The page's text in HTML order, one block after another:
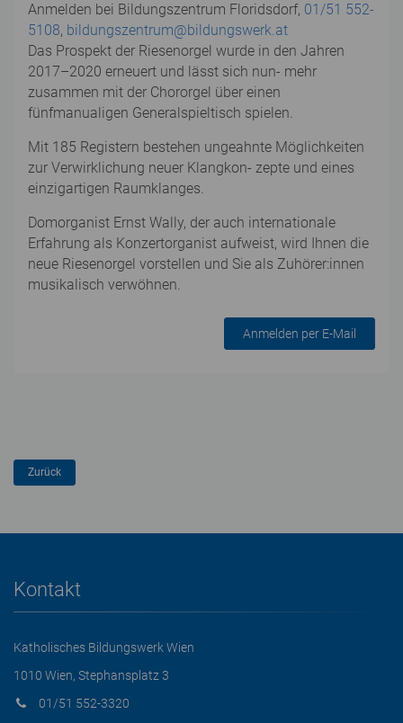
Anmelden bei Bildungszentrum Floridsdorf, 01/51 552-
5108, bildungszentrum@bildungswerk.at
Das Prospekt der Riesenorgel wurde in den Jahren
2017–2020 erneuert und lässt sich nun- mehr
zusammen mit der Chororgel über einen
fünfmanualigen Generalspieltisch spielen.
Mit 185 Registern bestehen ungeahnte Möglichkeiten
zur Verwirklichung neuer Klangkon- zepte und eines
einzigartigen Raumklanges.
Domorganist Ernst Wally, der auch internationale
Erfahrung als Konzertorganist aufweist, wird Ihnen die
neue Riesenorgel vorstellen und Sie als Zuhörer:innen
musikalisch verwöhnen.
Anmelden per E-Mail
Kontakt
Katholisches Bildungswerk Wien
1010 Wien, Stephansplatz 3
01/51 552-3320